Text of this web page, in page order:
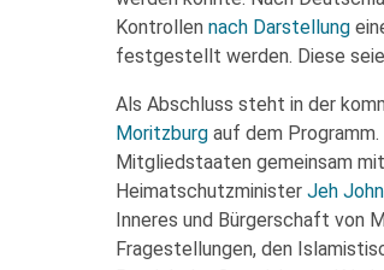
Kontrollen nach Darstellung
festgestellt werden. Diese
Als Abschluss steht in der
Moritzburg auf dem
Mitgliedstaaten gemeinsam
Heimatschutzminister Jeh
Inneres und Bürgerschaft von
Fragestellungen, den